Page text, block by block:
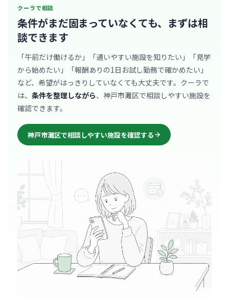
クーラで相談
条件がまだ固まっていなくても、 まずは相
談できます
「午前だけ働けるか」「通いやすい施設を知りたい」「見学
から始めたい」「報酬ありの1日お試し勤務で確かめたい」
など、希望がはっきりしていなくても大丈夫です。クーラで
は、 条件を整理しながら、神戸市灘区で相談しやすい施設を
確認できます。
神戸市灘区で相談しやすい施設を確認する